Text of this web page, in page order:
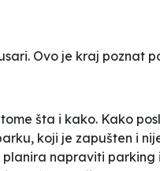
Ovo je kraj poznat
šta i kako. Kako
koji je zapušten i
napraviti parking